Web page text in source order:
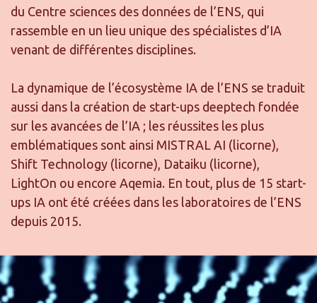
du Centre sciences des données de l’ENS, qui
rassemble en un lieu unique des spécialistes d’IA
venant de différentes disciplines.
La dynamique de l’écosystème IA de l’ENS se traduit
aussi dans la création de start-ups deeptech fondée
sur les avancées de l’IA ; les réussites les plus
emblématiques sont ainsi MISTRAL AI (licorne),
Shift Technology (licorne), Dataiku (licorne),
LightOn ou encore Aqemia. En tout, plus de 15 start-
ups IA ont été créées dans les laboratoires de l’ENS
depuis 2015.